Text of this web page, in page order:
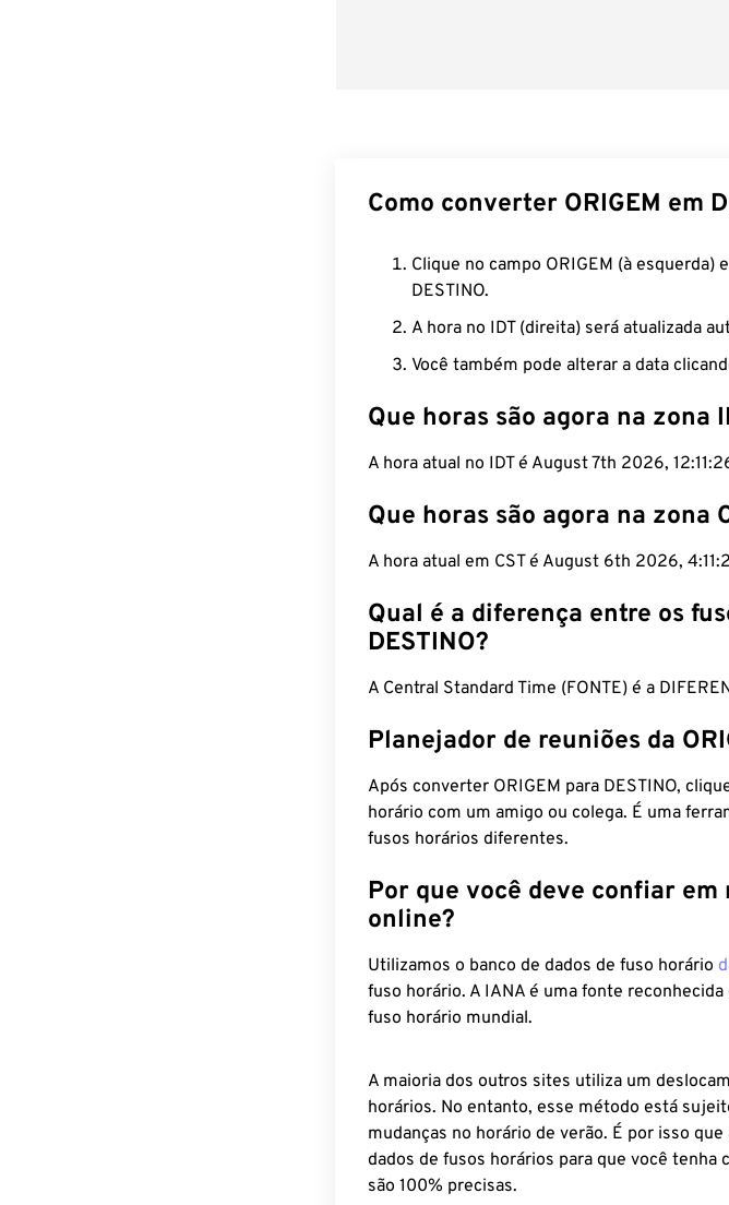
Como converter ORIGEM em
Clique no campo ORIGEM (à
DESTINO.
A hora no IDT (direita) será atualizada
Você também pode alterar a data
Que horas são agora na zona
A hora atual no IDT é August 7th 2026,
Que horas são agora na zona
A hora atual em CST é August 6th 2026,
Qual é a diferença entre os
DESTINO?
A Central Standard Time (FONTE) é a
Planejador de reuniões da
Após converter ORIGEM para DESTINO,
horário com um amigo ou colega. É uma
fusos horários diferentes.
Por que você deve confiar
online?
Utilizamos o banco de dados de fuso horário
fuso horário. A IANA é uma fonte
fuso horário mundial.
A maioria dos outros sites utiliza um
horários. No entanto, esse método está
mudanças no horário de verão. É por isso
dados de fusos horários para que você
são 100% precisas.